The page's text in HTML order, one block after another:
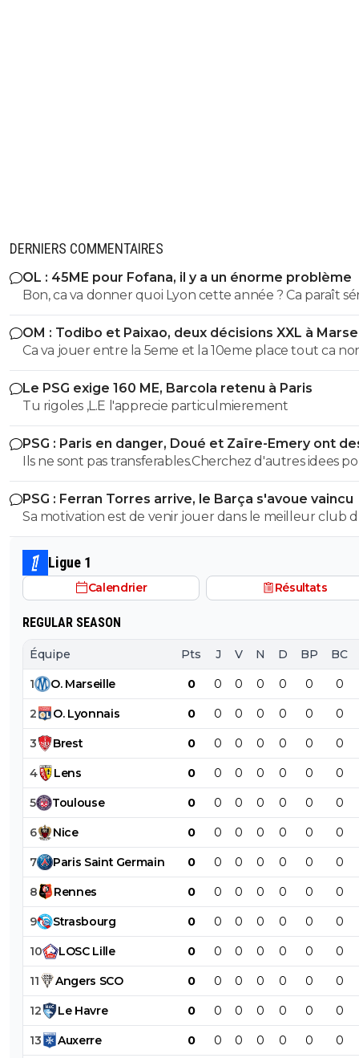
DERNIERS COMMENTAIRES
OL : 45ME pour Fofana, il y a un énorme problème
Bon, ca va donner quoi Lyon cette année ? Ca paraît
et rigoureux en tout cas...autre chose que nos amis du
OM : Todibo et Paixao, deux décisions XXL à
Ca va jouer entre la 5eme et la 10eme place tout ca
😂😂😂
Le PSG exige 160 ME, Barcola retenu à Paris
Tu rigoles ,L.E l'apprecie particulmierement
PSG : Paris en danger, Doué et Zaïre-Emery ont
offres
Ils ne sont pas transferables.Cherchez d'autres idees
articles pourris
PSG : Ferran Torres arrive, le Barça s'avoue vaincu
Sa motivation est de venir jouer dans le meilleur club
monde depuis 2 ans et progresser aux côtés de L.E
de mecs prodigieux !
Ligue 1
Calendrier Résultats
REGULAR SEASON
Équipe Pts J V N D BP BC
1 O. Marseille 0 0 0 0 0 0 0
2 O. Lyonnais 0 0 0 0 0 0 0
3 Brest 0 0 0 0 0 0 0
4 Lens 0 0 0 0 0 0 0
5 Toulouse 0 0 0 0 0 0 0
6 Nice 0 0 0 0 0 0 0
7 Paris Saint Germain 0 0 0 0 0 0 0
8 Rennes 0 0 0 0 0 0 0
9 Strasbourg 0 0 0 0 0 0 0
10 LOSC Lille 0 0 0 0 0 0 0
11 Angers SCO 0 0 0 0 0 0 0
12 Le Havre 0 0 0 0 0 0 0
13 Auxerre 0 0 0 0 0 0 0